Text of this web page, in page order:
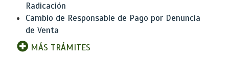
Radicación
Cambio de Responsable de Pago por Denuncia
de Venta
MÁS TRÁMITES